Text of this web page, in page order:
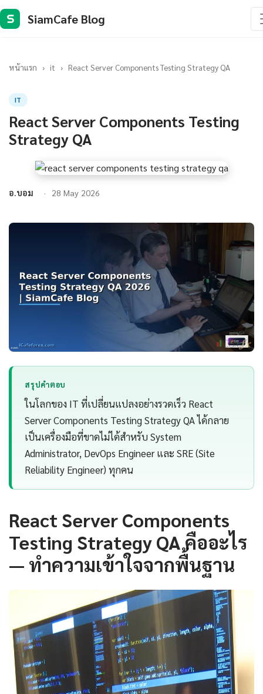
S SiamCafe Blog
หน้าแรก › it › React Server Components Testing Strategy QA
IT
React Server Components Testing
Strategy QA
อ.บอม 28 May 2026
สรุปคำตอบ
ในโลกของ IT ที่เปลี่ยนแปลงอย่างรวดเร็ว React
Server Components Testing Strategy QA ได้กลาย
เป็นเครื่องมือที่ขาดไม่ได้สำหรับ System
Administrator, DevOps Engineer และ SRE (Site
Reliability Engineer) ทุกคน
React Server Components
Testing Strategy QA คืออะไร
— ทำความเข้าใจจากพื้นฐาน